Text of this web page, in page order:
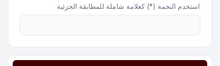
استخدم النجمة (*) كعلامة شاملة للمطابقة الجزئية